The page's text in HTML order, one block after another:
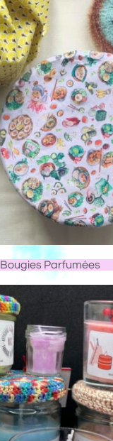
Bougies Parfumées